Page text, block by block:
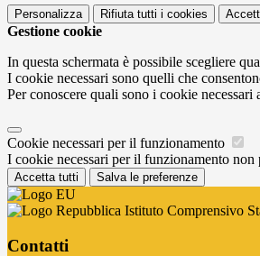
Personalizza Rifiuta tutti i cookies
Gestione cookie
In questa schermata è possibile scegliere
I cookie necessari sono quelli che
Per conoscere quali sono i cookie
Cookie necessari per il funzionamento
I cookie necessari per il funzionamento
Accetta tutti Salva le preferenze
Istituto Comprensivo
Contatti